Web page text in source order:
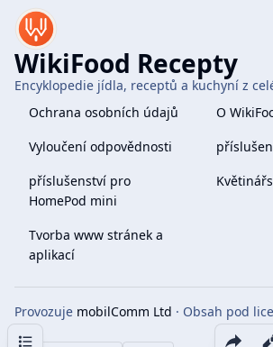
Share
Obsah
WikiFood Recepty
Encyklopedie jídla, receptů a kuchyní z
Ochrana osobních údajů
O
Vyloučení odpovědnosti
příslušenství pro
HomePod mini
Tvorba www stránek a
aplikací
Provozuje mobilComm Ltd · Obsah pod
4.0